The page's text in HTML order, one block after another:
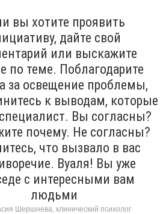
вы хотите проявить
дайте свой
или выскажите
по теме. Поблагодарите
за освещение проблемы,
к выводам, которые
Вы согласны?
почему. Не согласны?
что вызвало в вас
Вуаля! Вы уже
с интересными вам
людьми
Шершнева, клинический психолог